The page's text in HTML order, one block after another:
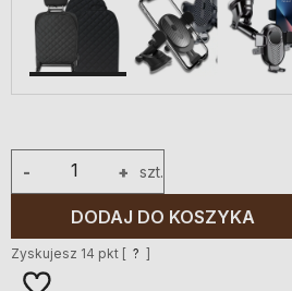
+
- szt.
DODAJ DO KOSZYKA
Zyskujesz 14 pkt [ ? ]